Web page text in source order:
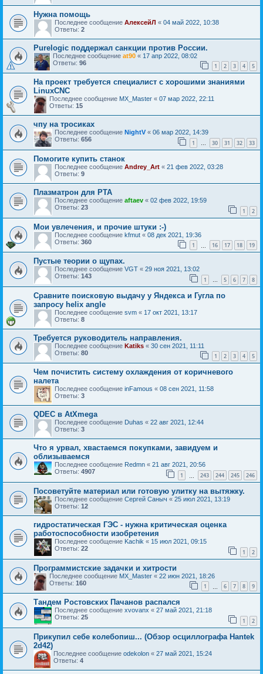
Нужна помощь
Последнее сообщение АлексейЛ « 04 май 2022, 10:38
Ответы: 2
Purelogic поддержал санкции против России.
Последнее сообщение at90 « 17 апр 2022, 08:02
Ответы: 96 1 2 3 4 5
На проект требуется специалист с хорошими знаниями
LinuxCNC
Последнее сообщение MX_Master « 07 мар 2022, 22:11
Ответы: 15
чпу на тросиках
Последнее сообщение NightV « 06 мар 2022, 14:39
Ответы: 656 1 … 30 31 32 33
Помогите купить станок
Последнее сообщение Andrey_Art « 21 фев 2022, 03:28
Ответы: 9
Плазматрон для PTA
Последнее сообщение aftaev « 02 фев 2022, 19:59
Ответы: 23 1 2
Мои увлечения, и прочие штуки :-)
Последнее сообщение kfmut « 08 дек 2021, 19:36
Ответы: 360 1 16 17 18 19
Пустые теории о щупах.
Последнее сообщение VGT « 29 ноя 2021, 13:02
Ответы: 143 1 … 5 6 7 8
Сравните поисковую выдачу у Яндекса и Гугла по
запросу helix angle
Последнее сообщение svm « 17 окт 2021, 13:17
Ответы: 8
Требуется руководитель направления.
Последнее сообщение Katiks « 30 сен 2021, 11:11
Ответы: 80 1 2 3 4 5
Чем почистить систему охлаждения от коричневого
налета
Последнее сообщение inFamous « 08 сен 2021, 11:58
Ответы: 3
QDEC в AtXmega
Последнее сообщение Duhas « 22 авг 2021, 12:44
Ответы: 3
Что я урвал, хвастаемся покупками, завидуем и
облизываемся
Последнее сообщение Redmn « 21 авг 2021, 20:56
Ответы: 4907 1 243 244 245 246
Посоветуйте материал или готовую улитку на вытяжку.
Последнее сообщение Сергей Саныч « 25 июл 2021, 13:19
Ответы: 12
гидростатическая ГЭС - нужна критическая оценка
работоспособности изобретения
Последнее сообщение Kachik « 15 июл 2021, 09:15
Ответы: 22 1 2
Программистские задачки и хитрости
Последнее сообщение MX_Master « 22 июн 2021, 18:26
Ответы: 160 1 6 7 8 9
Тандем Ростовских Пачанов распался
Последнее сообщение xvovanx « 27 май 2021, 21:18
Ответы: 25 1 2
Прикупил себе колебопиш... (Обзор осциллографа Hantek
2d42)
Последнее сообщение odekolon « 27 май 2021, 15:24
Ответы: 4